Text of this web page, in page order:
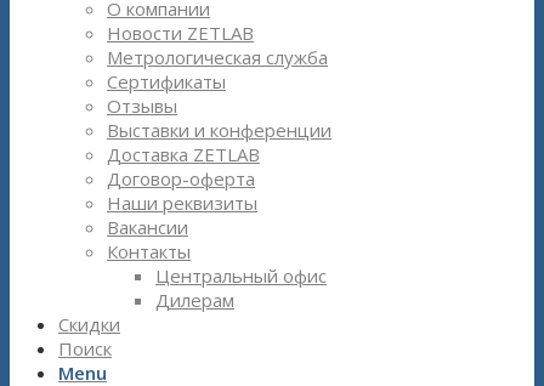
О компании
Новости ZETLAB
Метрологическая служба
Сертификаты
Отзывы
Выставки и конференции
Доставка ZETLAB
Договор-оферта
Наши реквизиты
Вакансии
Контакты
Центральный офис
Дилерам
Скидки
Поиск
Menu